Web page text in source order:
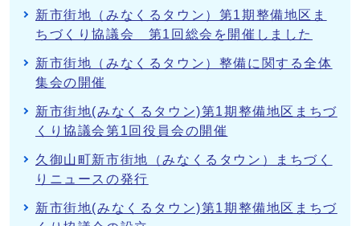
新市街地（みなくるタウン）第1期整備地区ま
ちづくり協議会 第1回総会を開催しました
新市街地（みなくるタウン）整備に関する全体
集会の開催
新市街地(みなくるタウン)第1期整備地区まちづ
くり協議会第1回役員会の開催
久御山町新市街地（みなくるタウン）まちづく
りニュースの発行
新市街地(みなくるタウン)第1期整備地区まちづ